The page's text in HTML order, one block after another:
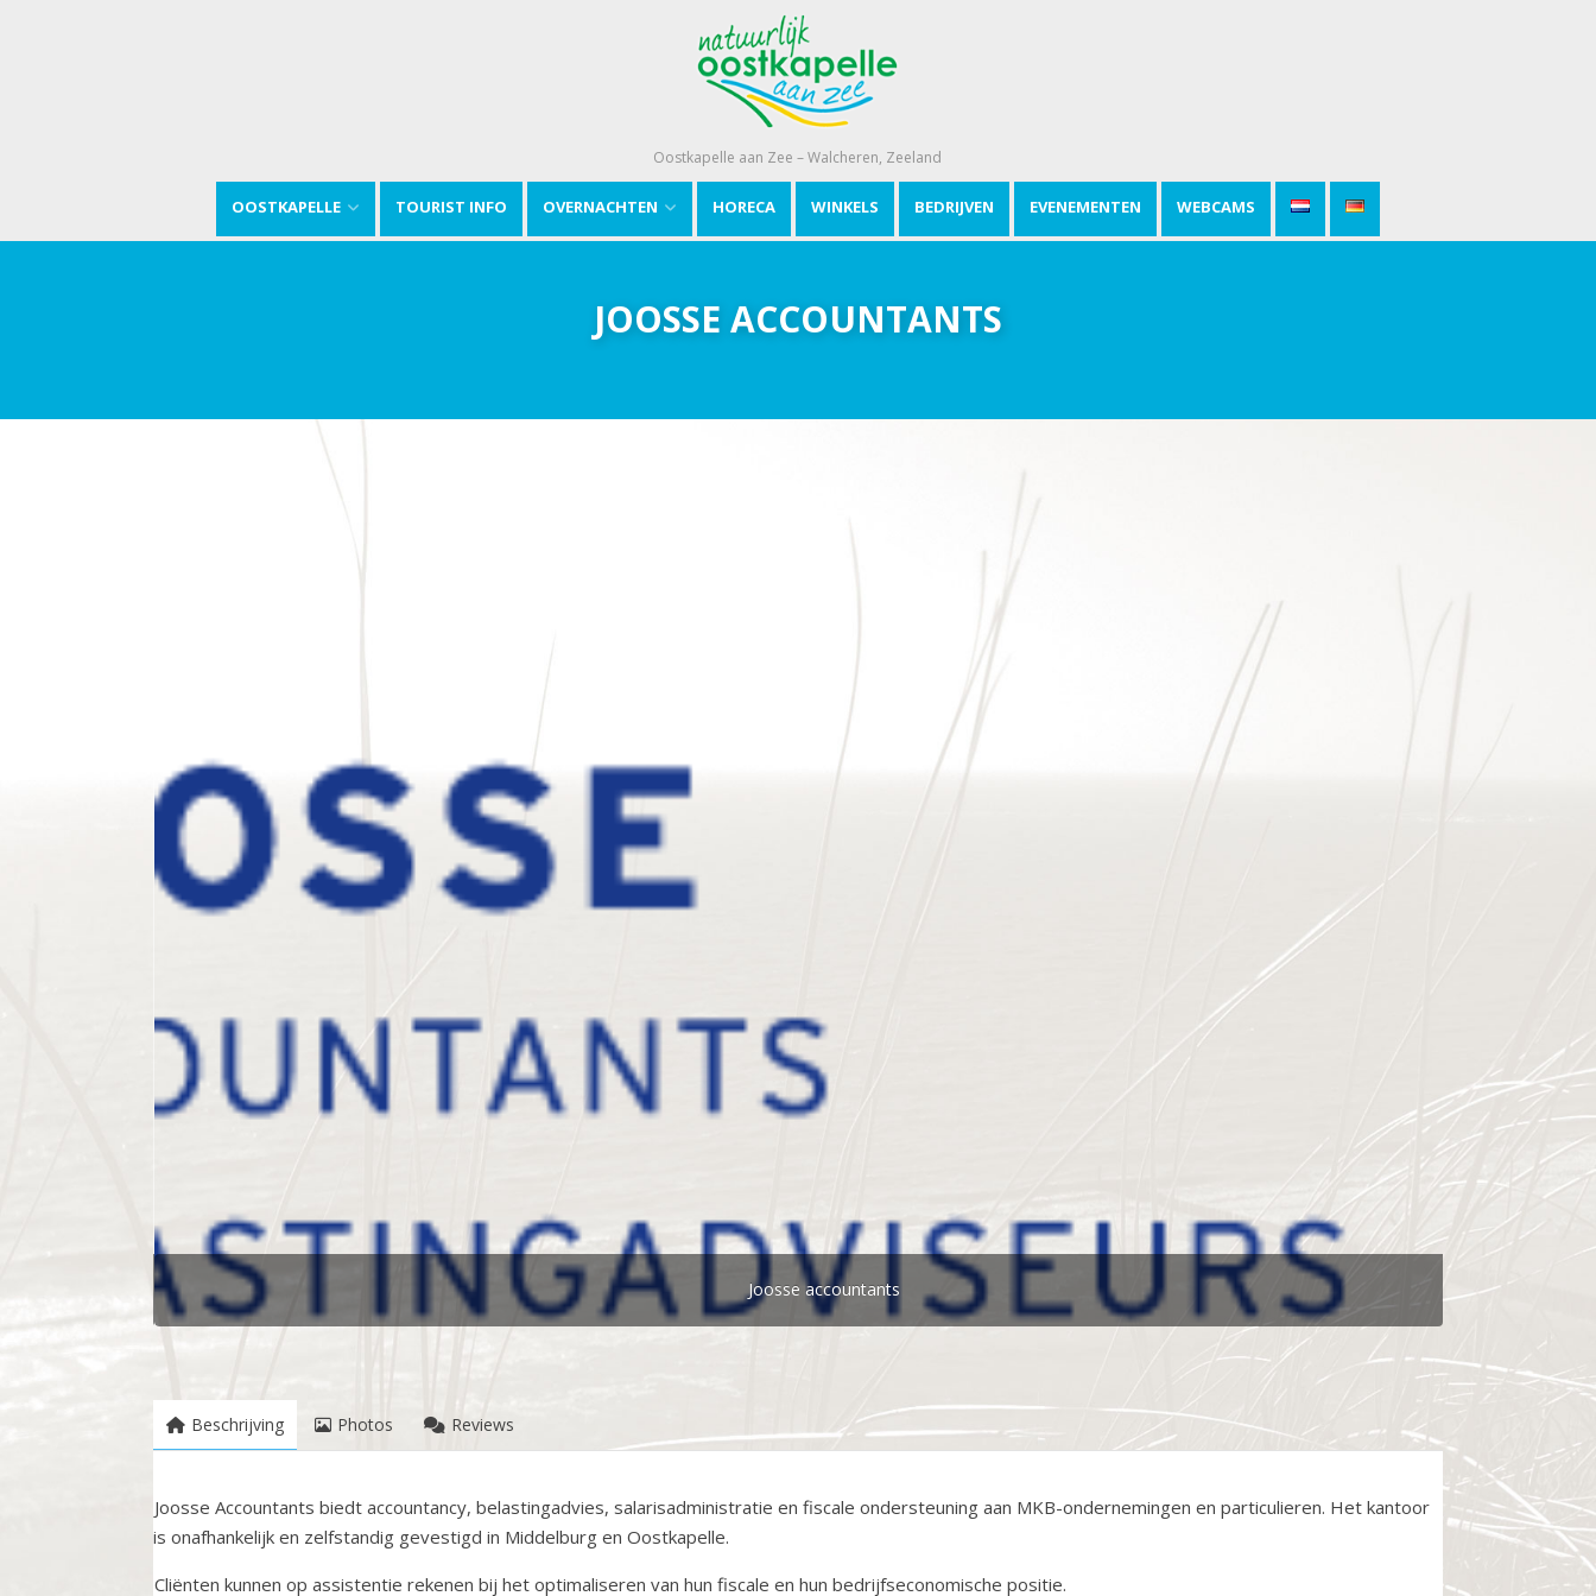
Oostkapelle aan Zee – Walcheren, Zeeland
OOSTKAPELLE TOURIST INFO OVERNACHTEN HORECA WINKELS BEDRIJVEN EVENEMENTEN WEBCAMS
JOOSSE ACCOUNTANTS
Joosse accountants
Beschrijving Photos Reviews
Joosse Accountants biedt accountancy, belastingadvies, salarisadministratie en fiscale ondersteuning aan MKB-ondernemingen en particulieren. Het kantoor
is onafhankelijk en zelfstandig gevestigd in Middelburg en Oostkapelle.
Cliënten kunnen op assistentie rekenen bij het optimaliseren van hun fiscale en hun bedrijfseconomische positie.